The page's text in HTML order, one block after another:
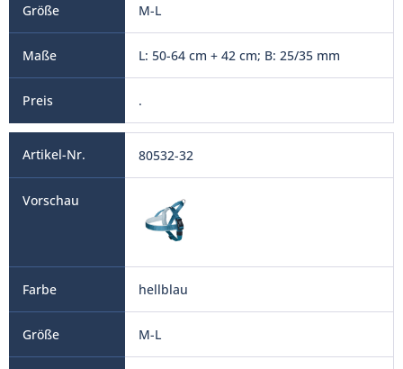
M-L
L: 50-64 cm + 42 cm; B: 25/35 mm
.
80532-32
hellblau
M-L